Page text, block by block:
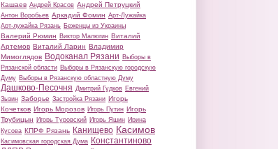
Кашаев Андрей Красов Андрей Петруцкий
Антон Воробьев Аркадий Фомин Арт-Лужайка
Арт-лужайка Рязань Беженцы из Украины
Валерий Рюмин Виктор Малюгин Виталий
Артемов Виталий Ларин Владимир
Мимоглядов Водоканал Рязани Выборы в
Рязанской области Выборы в Рязанскую городскую
Думу Выборы в Рязанскую областную Думу
Дашково-Песочня Дмитрий Гудков Евгений
Зызин Заборье Застройка Рязани Игорь
Кочетков Игорь Морозов Игорь Путин Игорь
Трубицын Игорь Туровский Игорь Яшин Ирина
Кусова КПРФ Рязань Канищево Касимов
Касимовская городская Дума Константиново